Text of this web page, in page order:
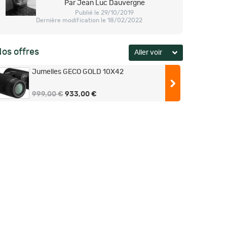
Par Jean Luc Dauvergne
Publié le 29/10/2019
Dernière modification le 18/02/2022
offres
Jumelles GECO GOLD 10X42
999,00 € 933,00 €